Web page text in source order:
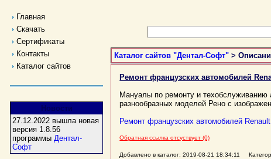
Главная
Скачать
Сертификаты
Контакты
Каталог сайтов
Новости
27.12.2022 вышла новая
версия 1.8.56
программы Дентал-
Софт
Каталог сайтов "Дентал-Софт" >
Ремонт французских автомобилей
Мануалы по ремонту и техобслуживанию
разнообразных моделей Рено с
Ремонт французских автомобилей Renault
Обратная ссылка отсуствует (0)
Добавлено в каталог: 2019-08-21 18:34:11